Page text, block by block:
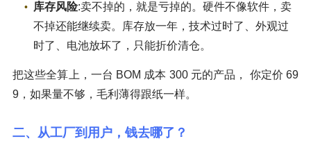
库存风险:卖不掉的，就是亏掉的。硬件不像软件，卖
不掉还能继续卖。库存放一年，技术过时了、外观过
时了、电池放坏了，只能折价清仓。
把这些全算上，一台 BOM 成本 300 元的产品， 你定价 69
9，如果量不够，毛利薄得跟纸一样。
二、从工厂到用户，钱去哪了？